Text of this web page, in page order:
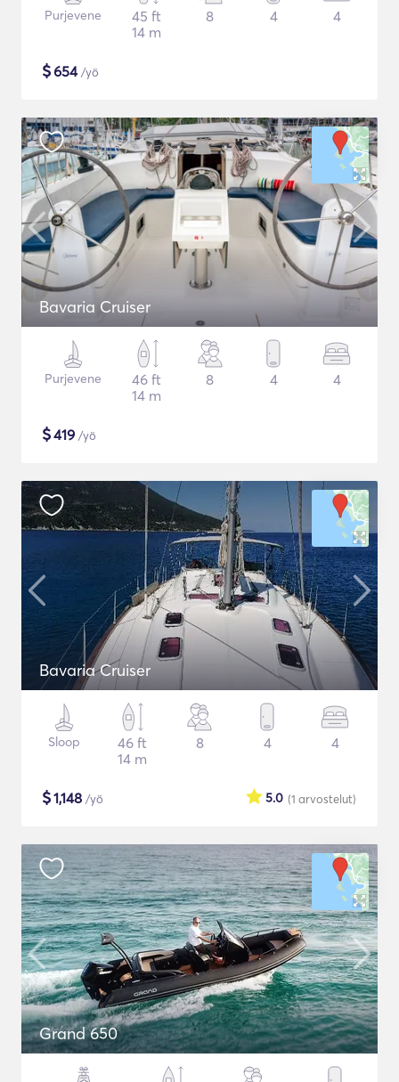
Purjevene
45 ft
14 m
8 4 4
$654/yö
Bavaria Cruiser
Purjevene
46 ft
14 m
8 4 4
$419 /yö
Bavaria Cruiser
Sloop
46 ft
14 m
8 4 4
$1,148 /yö (1 arvostelut)
5.0
Grand 650